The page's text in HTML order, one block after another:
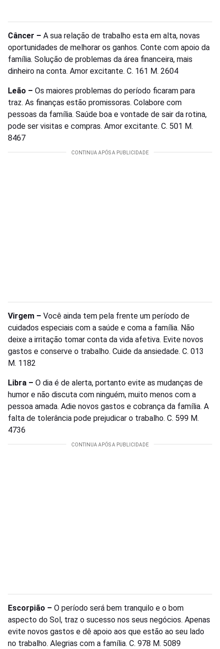
Câncer – A sua relação de trabalho esta em alta, novas
oportunidades de melhorar os ganhos. Conte com apoio da
família. Solução de problemas da área financeira, mais
dinheiro na conta. Amor excitante. C. 161 M. 2604
Leão – Os maiores problemas do período ficaram para
traz. As finanças estão promissoras. Colabore com
pessoas da família. Saúde boa e vontade de sair da rotina,
pode ser visitas e compras. Amor excitante. C. 501 M.
8467
Virgem – Você ainda tem pela frente um período de
cuidados especiais com a saúde e coma a família. Não
deixe a irritação tomar conta da vida afetiva. Evite novos
gastos e conserve o trabalho. Cuide da ansiedade. C. 013
M. 1182
Libra – O dia é de alerta, portanto evite as mudanças de
humor e não discuta com ninguém, muito menos com a
pessoa amada. Adie novos gastos e cobrança da família. A
falta de tolerância pode prejudicar o trabalho. C. 599 M.
4736
Escorpião – O período será bem tranquilo e o bom
aspecto do Sol, traz o sucesso nos seus negócios. Apenas
evite novos gastos e dê apoio aos que estão ao seu lado
no trabalho. Alegrias com a família. C. 978 M. 5089